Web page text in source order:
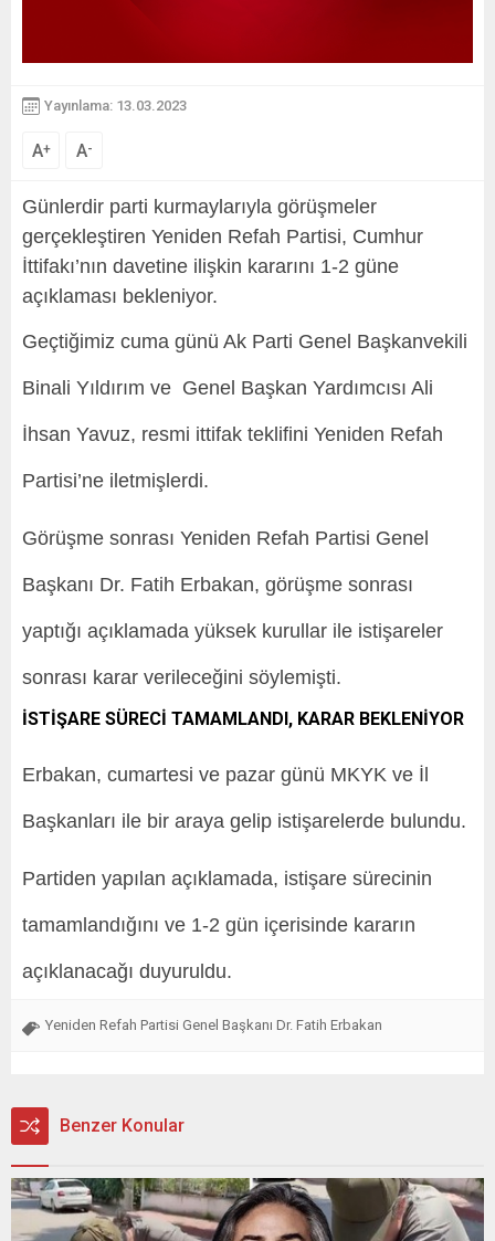
Yayınlama: 13.03.2023
A+ A-
Günlerdir parti kurmaylarıyla görüşmeler
gerçekleştiren Yeniden Refah Partisi, Cumhur
İttifakı’nın davetine ilişkin kararını 1-2 güne
açıklaması bekleniyor.
Geçtiğimiz cuma günü Ak Parti Genel Başkanvekili
Binali Yıldırım ve Genel Başkan Yardımcısı Ali
İhsan Yavuz, resmi ittifak teklifini Yeniden Refah
Partisi’ne iletmişlerdi.
Görüşme sonrası Yeniden Refah Partisi Genel
Başkanı Dr. Fatih Erbakan, görüşme sonrası
yaptığı açıklamada yüksek kurullar ile istişareler
sonrası karar verileceğini söylemişti.
İSTİŞARE SÜRECİ TAMAMLANDI, KARAR BEKLENİYOR
Erbakan, cumartesi ve pazar günü MKYK ve İl
Başkanları ile bir araya gelip istişarelerde bulundu.
Partiden yapılan açıklamada, istişare sürecinin
tamamlandığını ve 1-2 gün içerisinde kararın
açıklanacağı duyuruldu.
Yeniden Refah Partisi Genel Başkanı Dr. Fatih Erbakan
Benzer Konular